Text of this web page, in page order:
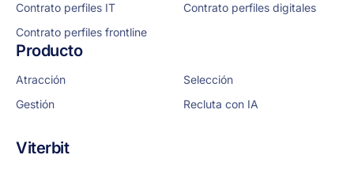
Contrato perfiles IT
Contrato perfiles digitales
Contrato perfiles frontline
Producto
Atracción
Selección
Gestión
Recluta con IA
Viterbit